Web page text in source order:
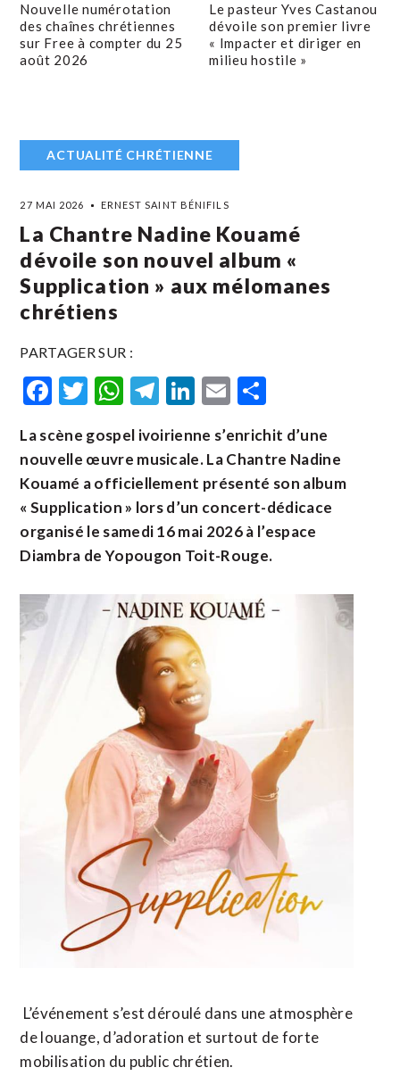
Nouvelle numérotation
des chaînes chrétiennes
sur Free à compter du 25
août 2026
Le pasteur Yves Castanou
dévoile son premier livre
« Impacter et diriger en
milieu hostile »
ACTUALITÉ CHRÉTIENNE
27 MAI 2026 ERNEST SAINT BÉNIFILS
La Chantre Nadine Kouamé
dévoile son nouvel album «
Supplication » aux mélomanes
chrétiens
PARTAGER SUR :
Facebook
Twitter
WhatsApp
Telegram
LinkedIn
Email
La scène gospel ivoirienne s’enrichit d’une
nouvelle œuvre musicale. La Chantre Nadine
Kouamé a officiellement présenté son album
« Supplication » lors d’un concert-dédicace
organisé le samedi 16 mai 2026 à l’espace
Diambra de Yopougon Toit-Rouge.
L’événement s’est déroulé dans une atmosphère
de louange, d’adoration et surtout de forte
mobilisation du public chrétien.